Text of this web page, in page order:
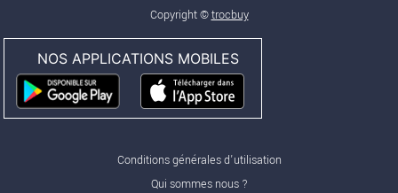
Copyright ©trocbuy
NOS APPLICATIONS MOBILES
Conditions générales d'utilisation
Qui sommes nous ?